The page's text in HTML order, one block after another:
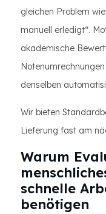
gleichen Problem
manuell erledigt“.
akademische
denselben
Wir bieten
Lieferung fast am
Warum
schnelle
benötigen